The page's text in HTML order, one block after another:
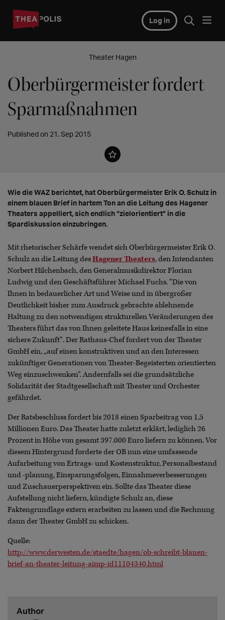
Log in
Theater Hagen
Oberbürgermeister fordert
Sparmaßnahmen
Published on 21. Sep 2015
Wie die WAZ berichtet, hat Oberbürgermeister Erik O. Schulz in
einem blauen Brief in hartem Ton an die Leitung des Hagener
Theaters appelliert, sich endlich “zielorientiert” in die
Spardiskussion einzubringen.
Mit rhetorischer Schärfe wendet sich Oberbürgermeister Erik O.
Schulz an die Leitung desHagener Theaters,den Intendanten
Norbert Hilchenbach, den Generalmusikdirektor Florian
Ludwig und den Geschäftsführer Michael Fuchs. “Die von
Ihnen in bedauerlicher Art und Weise und in übergroßer
Deutlichkeit bisher zum Ausdruck gebrachte ablehnende
Haltung zu den notwendigen strukturellen Veränderungen des
Theaters führt das von Ihnen geleitete Haus keinesfalls in eine
sichere Zukunft”. Der Rathaus-Chef fordert von der Theater
GmbH ein, „auf einen konstruktiven und an den Interessen
zukünftiger Generationen von Theater-Begeisterten orientierten
Weg einzuschwenken“. Andernfalls sei die grundsätzliche
Solidarität der Stadtgesellschaft mit Theater und Orchester
gefährdet.
Der Ratsbeschluss fordert bis 2018 einen Sparbeitrag von 1,5
Millionen Euro. Das Theater hatte zuletzt erklärt, lediglich 26
Prozent in Höhe von gesamt 397.000 Euro liefern zu können. Vor
diesem Hintergrund forderte der OB nun eine umfassende
Aufarbeitung von Ertrags- und Kostenstruktur, Personalbestand
und -planung, Einsparungsfolgen, Einnahmeverbesserungen
und Zuschauerperspektiven ein. Sollte das Theater diese
Aufstellung nicht liefern, kündigte Schulz an, diese
Faktengrundlage extern erarbeiten zu lassen und die Rechnung
dann der Theater GmbH zu schicken.
Quelle:
http://www.derwesten.de/staedte/hagen/ob-schreibt-blauen-
brief-an-theater-leitung-aimp-id11104340.html
Author